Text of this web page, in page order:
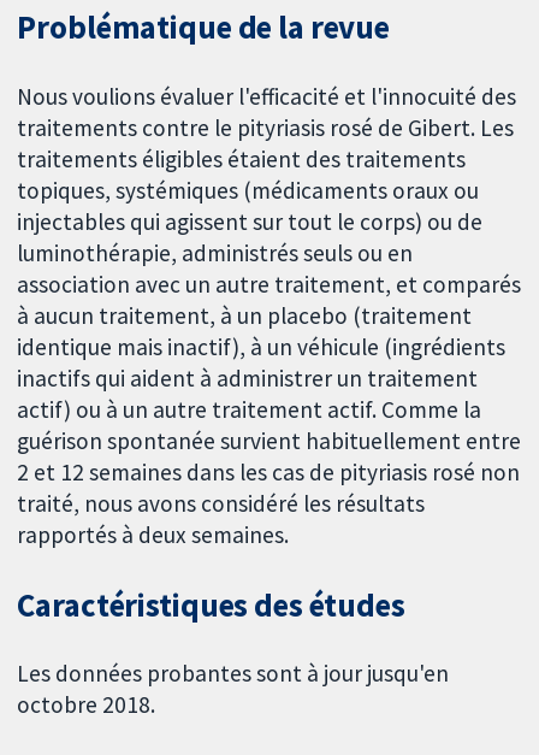
Problématique de la revue
Nous voulions évaluer l'efficacité et l'innocuité des
traitements contre le pityriasis rosé de Gibert. Les
traitements éligibles étaient des traitements
topiques, systémiques (médicaments oraux ou
injectables qui agissent sur tout le corps) ou de
luminothérapie, administrés seuls ou en
association avec un autre traitement, et comparés
à aucun traitement, à un placebo (traitement
identique mais inactif), à un véhicule (ingrédients
inactifs qui aident à administrer un traitement
actif) ou à un autre traitement actif. Comme la
guérison spontanée survient habituellement entre
2 et 12 semaines dans les cas de pityriasis rosé non
traité, nous avons considéré les résultats
rapportés à deux semaines.
Caractéristiques des études
Les données probantes sont à jour jusqu'en
octobre 2018.